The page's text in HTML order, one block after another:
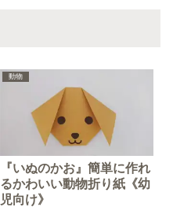
動物
『いぬのかお』簡単に作れ
るかわいい動物折り紙《幼
児向け》